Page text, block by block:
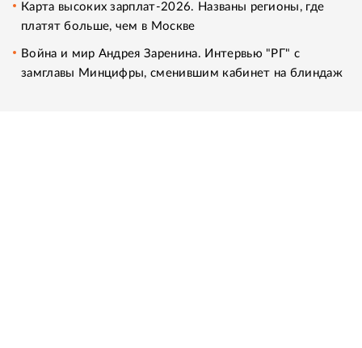
Карта высоких зарплат-2026. Названы регионы, где
платят больше, чем в Москве
Война и мир Андрея Заренина. Интервью "РГ" с
замглавы Минцифры, сменившим кабинет на блиндаж